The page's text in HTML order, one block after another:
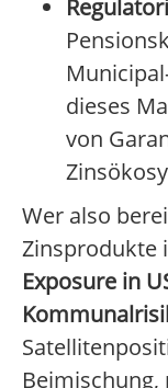
dieses
von
Wer also
Zinsprodukte
Exposure in